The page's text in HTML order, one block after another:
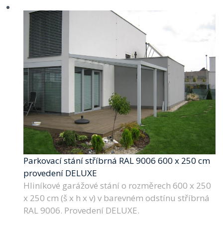
Parkovací stání stříbrná RAL 9006 600 x 250 cm
provedení DELUXE
Hliníkové garážové stání o rozměrech 600 x 250
x 250 cm (š x h x v) v barevném odstínu stříbrná
RAL 9006. Provedení DELUXE.